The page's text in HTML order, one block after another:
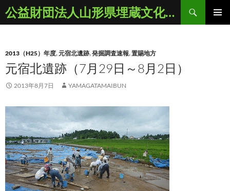
ン
ツ
へ
ッ
プ
公益財団法人山形県埋蔵文化財センター
検
索
2013（H25）年度,元宿北遺跡,発掘調査速報,置賜地方
元宿北遺跡（7月29日～8月2日）
2013年8月7日 YAMAGATAMAIBUN